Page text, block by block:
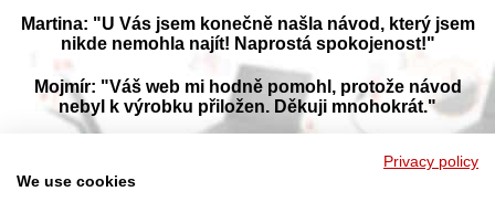
Martina: "U Vás jsem konečně našla návod, který jsem
nikde nemohla najít! Naprostá spokojenost!"
Mojmír: "Váš web mi hodně pomohl, protože návod
nebyl k výrobku přiložen. Děkuji mnohokrát."
Privacy policy
We use cookies